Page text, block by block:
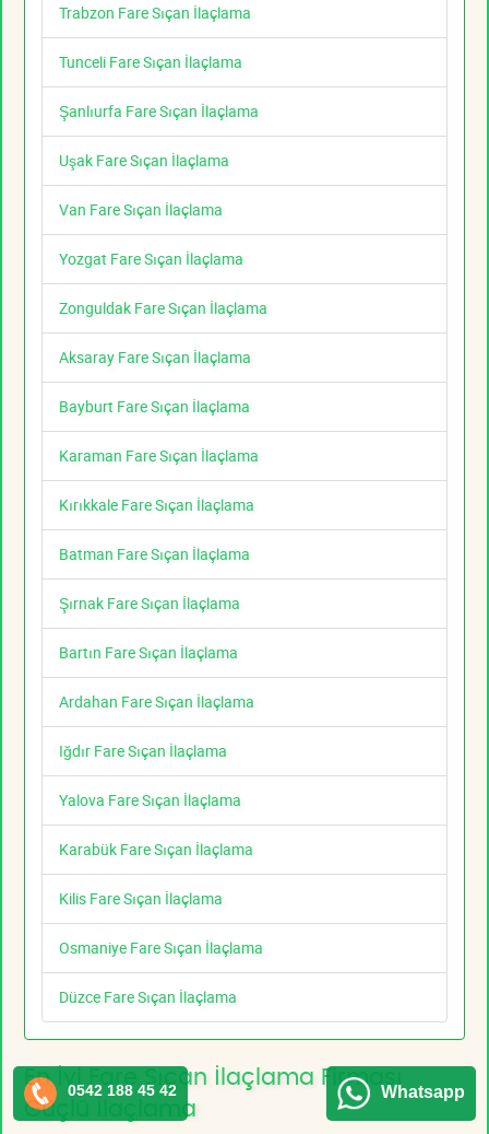
Trabzon Fare Sıçan İlaçlama
Tunceli Fare Sıçan İlaçlama
Şanlıurfa Fare Sıçan İlaçlama
Uşak Fare Sıçan İlaçlama
Van Fare Sıçan İlaçlama
Yozgat Fare Sıçan İlaçlama
Zonguldak Fare Sıçan İlaçlama
Aksaray Fare Sıçan İlaçlama
Bayburt Fare Sıçan İlaçlama
Karaman Fare Sıçan İlaçlama
Kırıkkale Fare Sıçan İlaçlama
Batman Fare Sıçan İlaçlama
Şırnak Fare Sıçan İlaçlama
Bartın Fare Sıçan İlaçlama
Ardahan Fare Sıçan İlaçlama
Iğdır Fare Sıçan İlaçlama
Yalova Fare Sıçan İlaçlama
Karabük Fare Sıçan İlaçlama
Kilis Fare Sıçan İlaçlama
Osmaniye Fare Sıçan İlaçlama
Düzce Fare Sıçan İlaçlama
En İyi Fare Sıçan İlaçlama Firması
Güçlü İlaçlama
0542 188 45 42 Whatsapp